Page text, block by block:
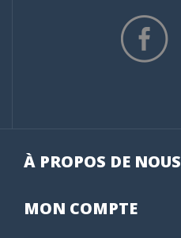
À PROPOS DE NOUS
MON COMPTE